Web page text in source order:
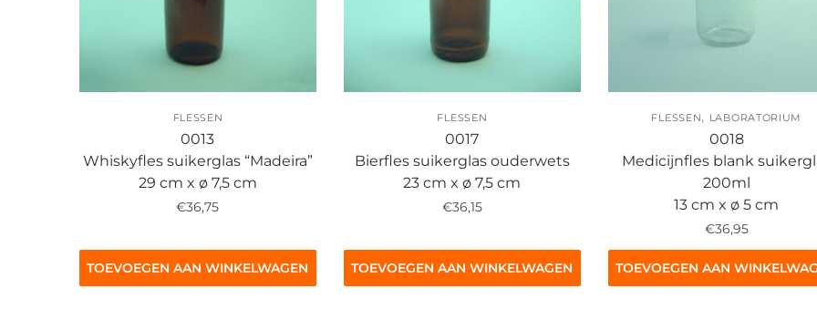
FLESSEN
0013
Whiskyfles suikerglas “Madeira”
29 cm x ø 7,5 cm
€36,75
TOEVOEGEN AAN WINKELWAGEN
FLESSEN
0017
Bierfles suikerglas ouderwets
23 cm x ø 7,5 cm
€36,15
TOEVOEGEN AAN WINKELWAGEN
FLESSEN, LABORATORIUM
0018
Medicijnfles blank
200ml
13 cm x ø 5 cm
€36,95
TOEVOEGEN AAN